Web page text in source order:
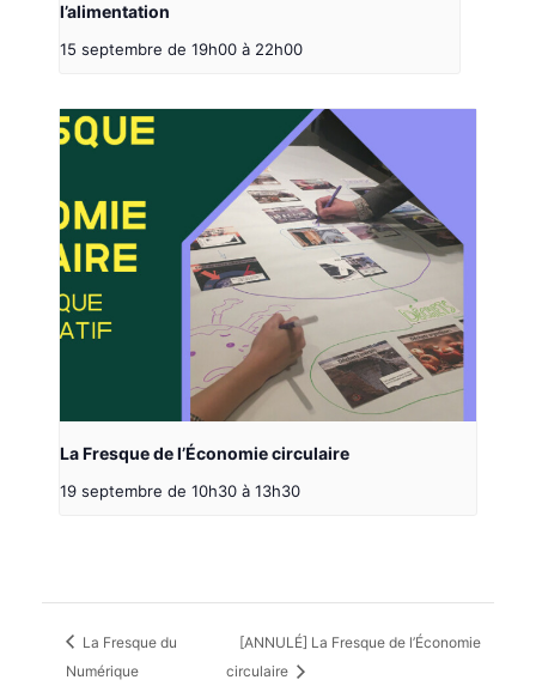
l’alimentation
15 septembre de 19h00 à 22h00
La Fresque de l’Économie circulaire
19 septembre de 10h30 à 13h30
La Fresque du
Numérique
[ANNULÉ] La Fresque de l’Économie
circulaire